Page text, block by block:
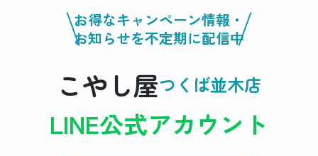
お得なキャンペーン情報・
お知らせを不定期に配信中
こやし屋つくば並木店
LINE公式アカウント